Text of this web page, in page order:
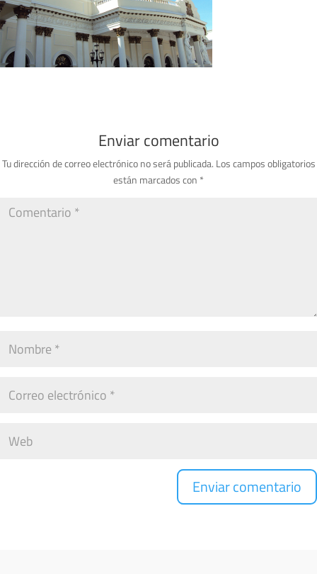
Enviar comentario
Tu dirección de correo electrónico no será publicada. Los campos obligatorios
están marcados con *